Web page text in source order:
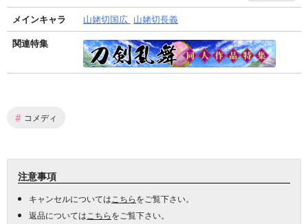
メインキャラ 山姥切国広 山姥切長義
関連特集
# コメディ
注意事項
キャンセルについては こちらをご覧下さい。
返品については こちらをご覧下さい。